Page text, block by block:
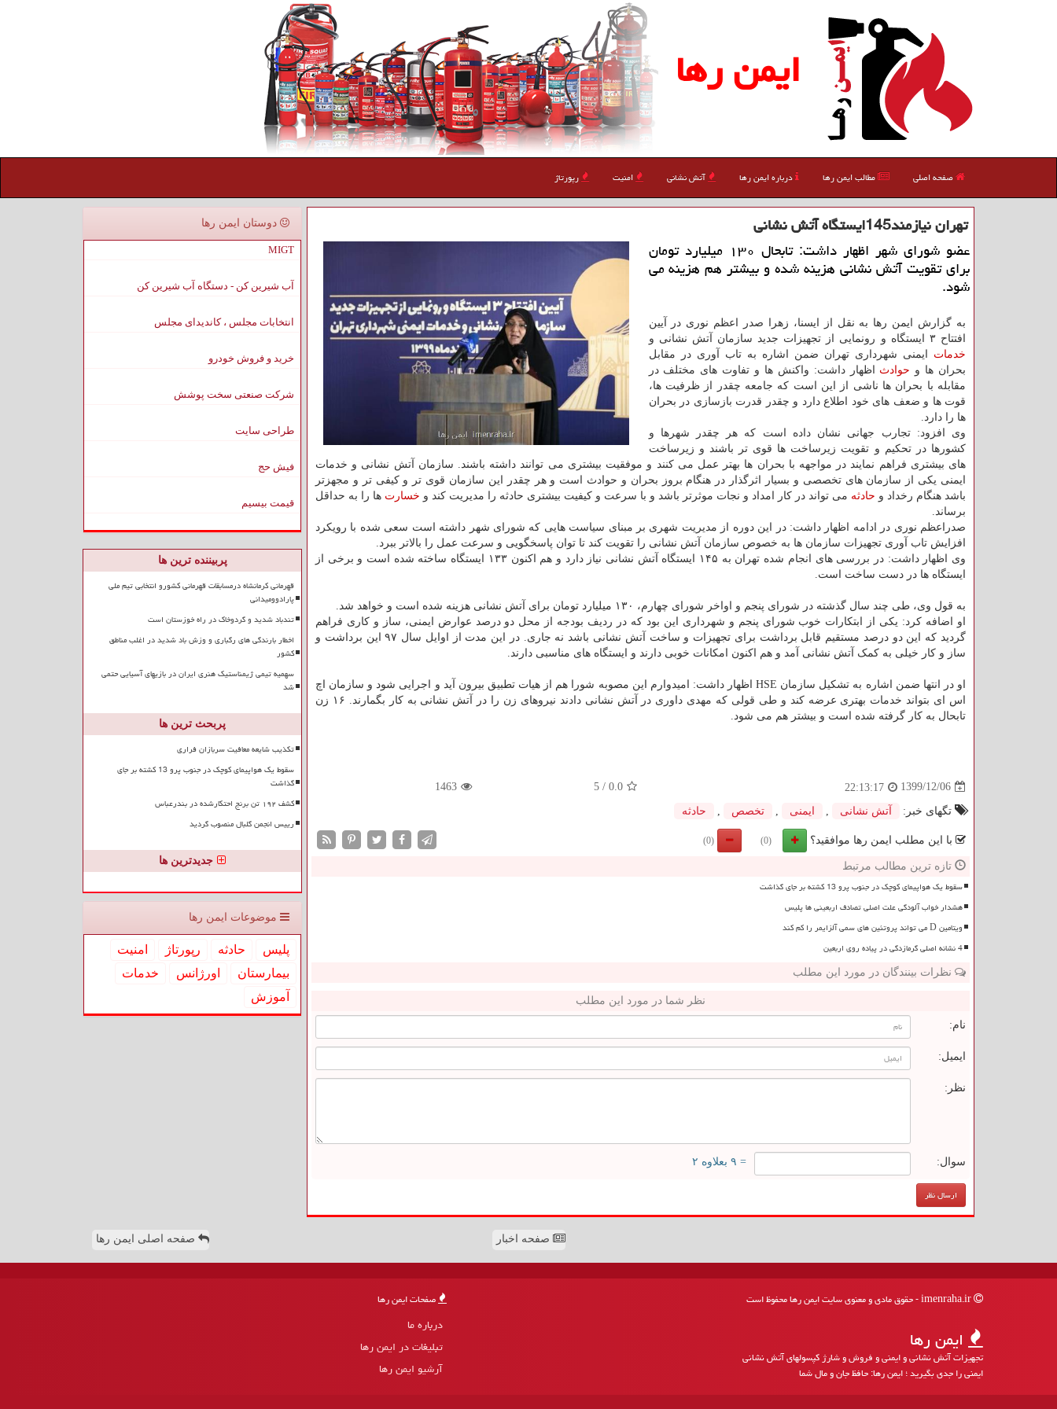
ایمن رها
صفحه اصلی مطالب ایمن رها درباره ایمن رها آتش نشانی امنیت رپورتاژ
تهران نیازمند145ایستگاه آتش نشانی
عضو شورای شهر اظهار داشت: تابحال ۱۳۰ میلیارد تومان
برای تقویت آتش نشانی هزینه شده و بیشتر هم هزینه می
شود.
به گزارش ایمن رها به نقل از ایسنا، زهرا صدر اعظم نوری در آیین
افتتاح ۳ ایستگاه و رونمایی از تجهیزات جدید سازمان آتش نشانی و
خدمات ایمنی شهرداری تهران ضمن اشاره به تاب آوری در مقابل
بحران ها و حوادث اظهار داشت: واکنش ها و تفاوت های مختلف در
مقابله با بحران ها ناشی از این است که جامعه چقدر از ظرفیت ها،
قوت ها و ضعف های خود اطلاع دارد و چقدر قدرت بازسازی در بحران
ها را دارد.
وی افزود: تجارب جهانی نشان داده است که هر چقدر شهرها و
کشورها در تحکیم و تقویت زیرساخت ها قوی تر باشند و زیرساخت
های بیشتری فراهم نمایند در مواجهه با بحران ها بهتر عمل می کنند و موفقیت بیشتری می توانند داشته باشند. سازمان آتش نشانی و خدمات
ایمنی یکی از سازمان های تخصصی و بسیار اثرگذار در هنگام بروز بحران و حوادث است و هر چقدر این سازمان قوی تر و کیفی تر و مجهزتر
باشد هنگام رخداد و حادثه می تواند در کار امداد و نجات موثرتر باشد و با سرعت و کیفیت بیشتری حادثه را مدیریت کند و خسارت ها را به حداقل
برساند.
صدراعظم نوری در ادامه اظهار داشت: در این دوره از مدیریت شهری بر مبنای سیاست هایی که شورای شهر داشته است سعی شده با رویکرد
افزایش تاب آوری تجهیزات سازمان ها به خصوص سازمان آتش نشانی را تقویت کند تا توان پاسخگویی و سرعت عمل را بالاتر ببرد.
وی اظهار داشت: در بررسی های انجام شده تهران به ۱۴۵ ایستگاه آتش نشانی نیاز دارد و هم اکنون ۱۳۳ ایستگاه ساخته شده است و برخی از
ایستگاه ها در دست ساخت است.
به قول وی، طی چند سال گذشته در شورای پنجم و اواخر شورای چهارم، ۱۳۰ میلیارد تومان برای آتش نشانی هزینه شده است و خواهد شد.
او اضافه کرد: یکی از ابتکارات خوب شورای پنجم و شهرداری این بود که در ردیف بودجه از محل دو درصد عوارض ایمنی، ساز و کاری فراهم
گردید که این دو درصد مستقیم قابل برداشت برای تجهیزات و ساخت آتش نشانی باشد نه جاری. در این مدت از اوایل سال ۹۷ این برداشت و
ساز و کار خیلی به کمک آتش نشانی آمد و هم اکنون امکانات خوبی دارند و ایستگاه های مناسبی دارند.
او در انتها ضمن اشاره به تشکیل سازمان HSE اظهار داشت: امیدوارم این مصوبه شورا هم از هیات تطبیق بیرون آید و اجرایی شود و سازمان اچ
اس ای بتواند خدمات بهتری عرضه کند و طی قولی که مهدی داوری در آتش نشانی دادند نیروهای زن را در آتش نشانی به کار بگمارند. ۱۶ زن
تابحال به کار گرفته شده است و بیشتر هم می شود.
1399/12/06
22:13:17
0.0
/
5
1463
تگهای خبر: آتش نشانی ایمنی تخصص حادثه
با این مطلب ایمن رها موافقید؟ (0)
(0)
تازه ترین مطالب مرتبط
سقوط یک هواپیمای کوچک در جنوب پرو 13 کشته بر جای گذاشت
هشدار خواب آلودگی علت اصلی تصادف اربعینی ها پلیس
ویتامین D می تواند پروتئین های سمی آلزایمر را کم کند
4 نشانه اصلی گرمازدگی در پیاده روی اربعین
نظرات بینندگان در مورد این مطلب
نظر شما در مورد این مطلب
نام:
ایمیل:
نظر:
سوال: = ۹ بعلاوه ۲
دوستان ایمن رها
MIGT
آب شیرین کن - دستگاه آب شیرین کن
انتخابات مجلس ، کاندیدای مجلس
خرید و فروش خودرو
شرکت صنعتی سخت پوشش
طراحی سایت
فیش حج
قیمت بیسیم
پربیننده ترین ها
قهرمانی کرمانشاه درمسابقات قهرمانی کشورو انتخابی تیم ملی
پارادوومیدانی
تندباد شدید و گردوخاک در راه خوزستان است
اخطار بارندگی های رگباری و وزش باد شدید در اغلب مناطق
کشور
سهمیه تیمی ژیمناستیک هنری ایران در بازیهای آسیایی حتمی
شد
پربحث ترین ها
تکذیب شایعه معافیت سربازان فراری
سقوط یک هواپیمای کوچک در جنوب پرو 13 کشته بر جای
گذاشت
کشف ۱۹۲ تن برنج احتکارشده در بندرعباس
رییس انجمن گلبال منصوب گردید
جدیدترین ها
موضوعات ایمن رها
پلیس حادثه رپورتاژ
امنیت
بیمارستان
اورژانس
خدمات
آموزش
صفحه اخبار صفحه اصلی ایمن رها
ایمن رها
تجهیزات آتش نشانی و ایمنی و فروش و شارژ کپسولهای آتش نشانی
ایمنی را جدی بگیرید ؛ ایمن رها: حافظ جان و مال شما
صفحات ایمن رها
درباره ما
تبلیغات در ایمن رها
آرشیو ایمن رها